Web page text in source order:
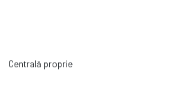
acoperisul fiecarei unitati locative este
cu aerul curat și linia linistita de viața!
Centrală proprie